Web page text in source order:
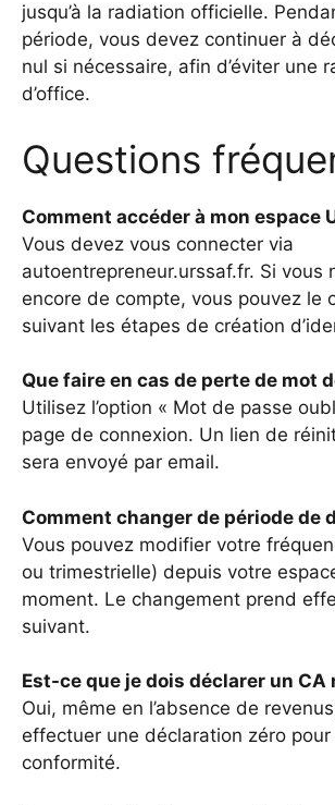
jusqu’à la radiation officielle.
période, vous devez continuer à
nul si nécessaire, afin d’éviter une
d’office.
Questions
Comment accéder à mon espace
Vous devez vous connecter via
autoentrepreneur.urssaf.fr. Si vous
encore de compte, vous pouvez le
suivant les étapes de création
Que faire en cas de perte de mot
Utilisez l’option « Mot de passe
page de connexion. Un lien de
sera envoyé par email.
Comment changer de période de
Vous pouvez modifier votre
ou trimestrielle) depuis votre
moment. Le changement prend
suivant.
Est-ce que je dois déclarer un CA
Oui, même en l’absence de
effectuer une déclaration zéro pour
conformité.